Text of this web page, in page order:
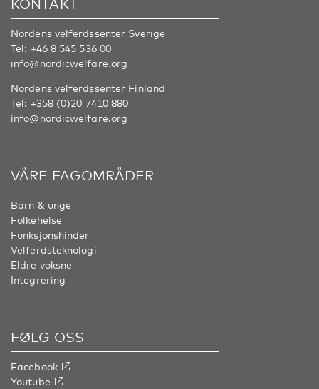
Nordens velferdssenter Sverige
Tel: +46 8 545 536 00
info@nordicwelfare.org
Nordens velferdssenter Finland
Tel: +358 (0)20 7410 880
info@nordicwelfare.org
VÅRE FAGOMRÅDER
Barn & unge
Folkehelse
Funksjonshinder
Velferdsteknologi
Eldre voksne
Integrering
FØLG OSS
Facebook
Youtube